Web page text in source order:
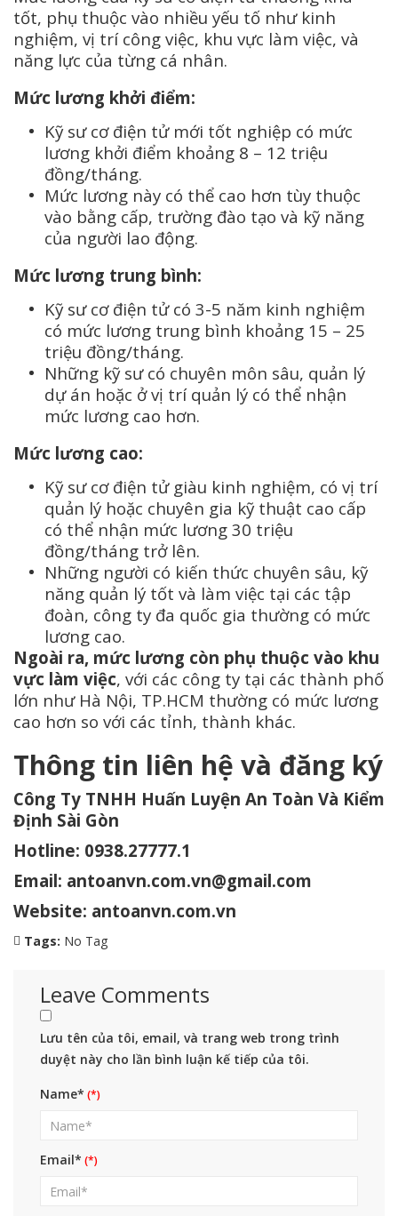
tốt, phụ thuộc vào nhiều yếu tố như kinh
nghiệm, vị trí công việc, khu vực làm việc, và
năng lực của từng cá nhân.
Mức lương khởi điểm:
Kỹ sư cơ điện tử mới tốt nghiệp có mức
lương khởi điểm khoảng 8 – 12 triệu
đồng/tháng.
Mức lương này có thể cao hơn tùy thuộc
vào bằng cấp, trường đào tạo và kỹ năng
của người lao động.
Mức lương trung bình:
Kỹ sư cơ điện tử có 3-5 năm kinh nghiệm
có mức lương trung bình khoảng 15 – 25
triệu đồng/tháng.
Những kỹ sư có chuyên môn sâu, quản lý
dự án hoặc ở vị trí quản lý có thể nhận
mức lương cao hơn.
Mức lương cao:
Kỹ sư cơ điện tử giàu kinh nghiệm, có vị trí
quản lý hoặc chuyên gia kỹ thuật cao cấp
có thể nhận mức lương 30 triệu
đồng/tháng trở lên.
Những người có kiến thức chuyên sâu, kỹ
năng quản lý tốt và làm việc tại các tập
đoàn, công ty đa quốc gia thường có mức
lương cao.
Ngoài ra, mức lương còn phụ thuộc vào khu
vực làm việc, với các công ty tại các thành phố
lớn như Hà Nội, TP.HCM thường có mức lương
cao hơn so với các tỉnh, thành khác.
Thông tin liên hệ và đăng ký
Công Ty TNHH Huấn Luyện An Toàn Và Kiểm
Định Sài Gòn
Hotline: 0938.27777.1
Email: antoanvn.com.vn@gmail.com
Website: antoanvn.com.vn
Tags: No Tag
Leave Comments
Lưu tên của tôi, email, và trang web trong trình
duyệt này cho lần bình luận kế tiếp của tôi.
Name*
Email*